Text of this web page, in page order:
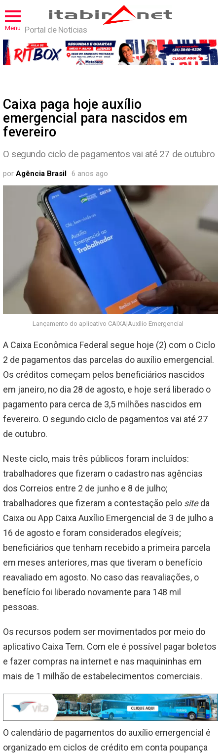
Menu Portal de Notícias
Caixa paga hoje auxílio
emergencial para nascidos em
fevereiro
O segundo ciclo de pagamentos vai até 27 de outubro
por Agência Brasil 6 anos ago
Lançamento do aplicativo CAIXA|Auxílio Emergencial
A Caixa Econômica Federal segue hoje (2) com o Ciclo
2 de pagamentos das parcelas do auxílio emergencial.
Os créditos começam pelos beneficiários nascidos
em janeiro, no dia 28 de agosto, e hoje será liberado o
pagamento para cerca de 3,5 milhões nascidos em
fevereiro. O segundo ciclo de pagamentos vai até 27
de outubro.
Neste ciclo, mais três públicos foram incluídos:
trabalhadores que fizeram o cadastro nas agências
dos Correios entre 2 de junho e 8 de julho;
trabalhadores que fizeram a contestação pelo siteda
Caixa ou App Caixa Auxílio Emergencial de 3 de julho a
16 de agosto e foram considerados elegíveis;
beneficiários que tenham recebido a primeira parcela
em meses anteriores, mas que tiveram o benefício
reavaliado em agosto. No caso das reavaliações, o
benefício foi liberado novamente para 148 mil
pessoas.
Os recursos podem ser movimentados por meio do
aplicativo Caixa Tem. Com ele é possível pagar boletos
e fazer compras na internet e nas maquininhas em
mais de 1 milhão de estabelecimentos comerciais.
O calendário de pagamentos do auxílio emergencial é
organizado em ciclos de crédito em conta poupança